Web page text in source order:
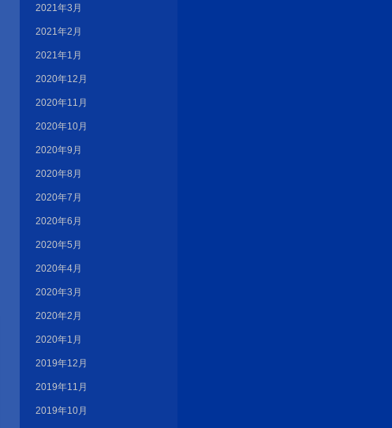
2021年3月
2021年2月
2021年1月
2020年12月
2020年11月
2020年10月
2020年9月
2020年8月
2020年7月
2020年6月
2020年5月
2020年4月
2020年3月
2020年2月
2020年1月
2019年12月
2019年11月
2019年10月